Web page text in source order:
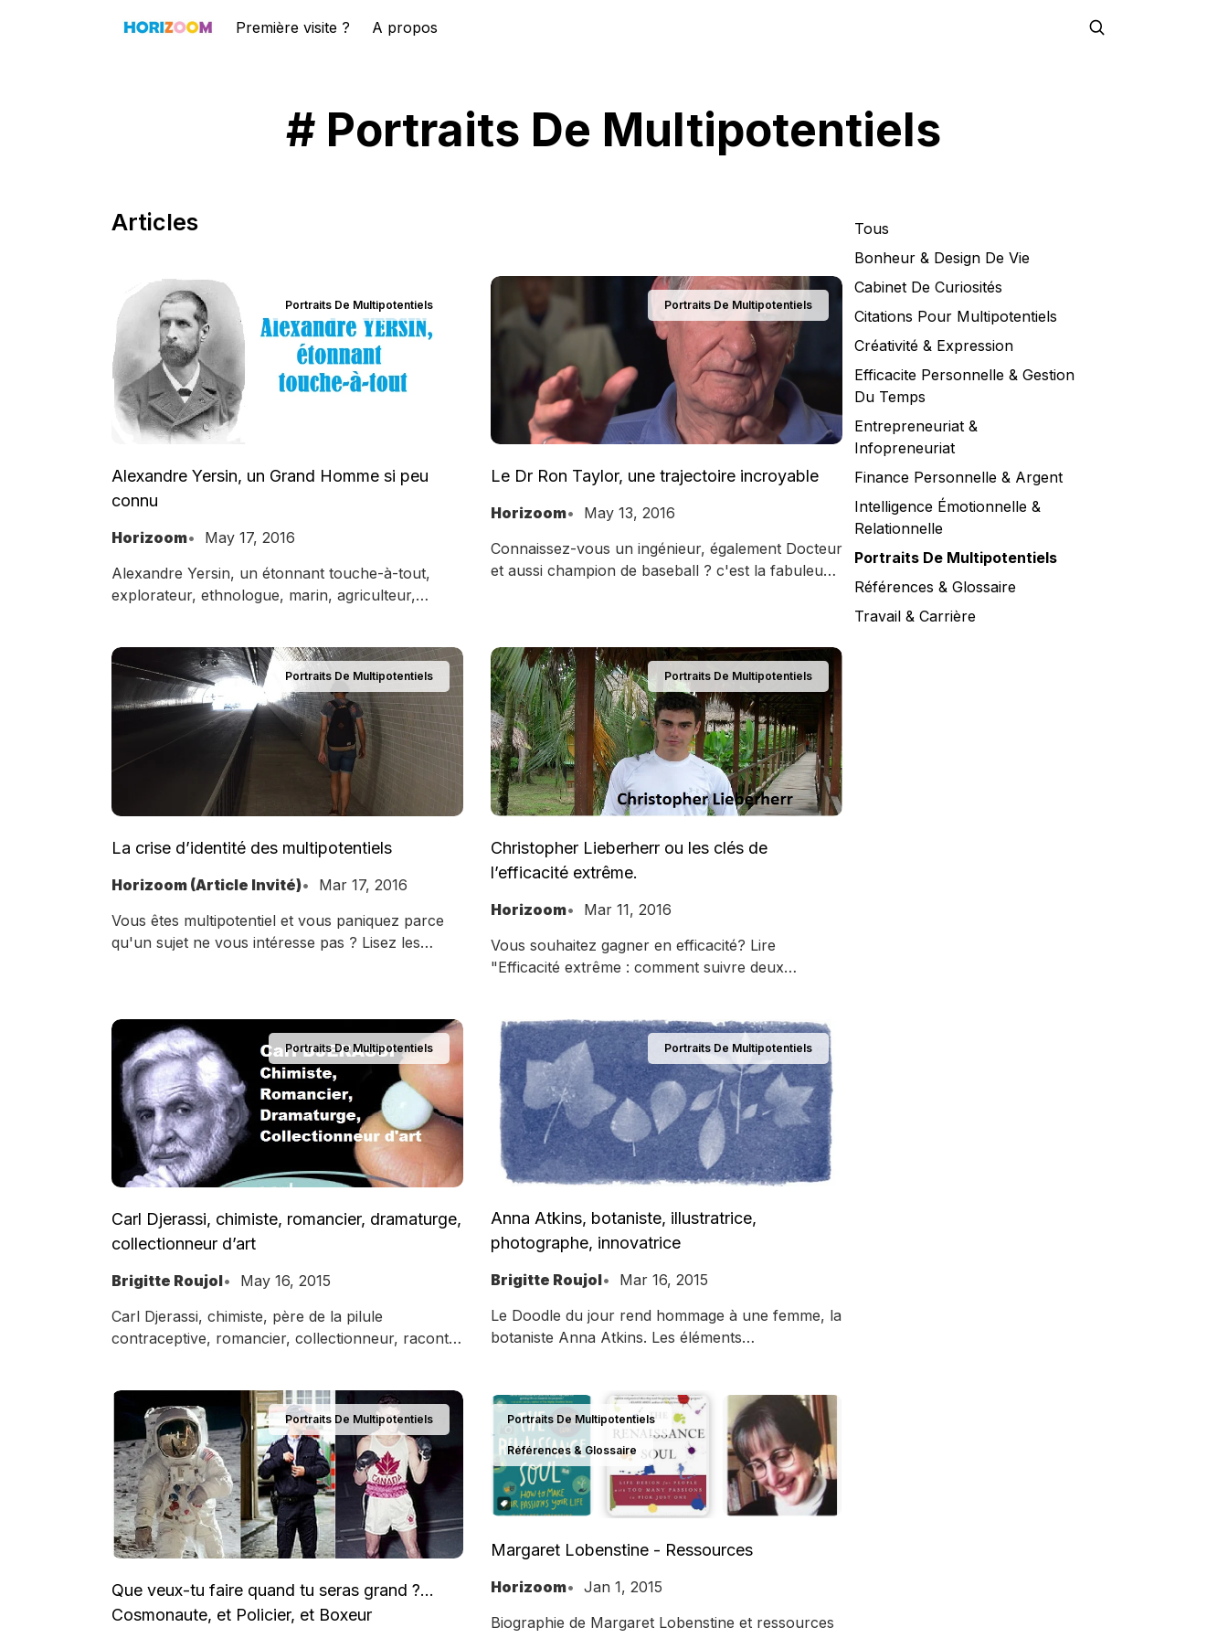
Première visite ? A propos
# Portraits De Multipotentiels
Articles
Portraits De Multipotentiels
Alexandre Yersin, un Grand Homme si peu
connu
Horizoom
May 17, 2016
Alexandre Yersin, un étonnant touche-à-tout,
explorateur, ethnologue, marin, agriculteur,
Portraits De Multipotentiels
Le Dr Ron Taylor, une trajectoire incroyable
Horizoom
May 13, 2016
Connaissez-vous un ingénieur, également Docteur
et aussi champion de baseball ? c'est la fabuleuse
Portraits De Multipotentiels
La crise d’identité des multipotentiels
Horizoom (Article Invité)
Mar 17, 2016
Vous êtes multipotentiel et vous paniquez parce
qu'un sujet ne vous intéresse pas ? Lisez les
Portraits De Multipotentiels
Christopher Lieberherr ou les clés de
l’efficacité extrême.
Horizoom
Mar 11, 2016
Vous souhaitez gagner en efficacité? Lire
"Efficacité extrême : comment suivre deux
Portraits De Multipotentiels
Carl Djerassi, chimiste, romancier, dramaturge,
collectionneur d’art
Brigitte Roujol
May 16, 2015
Carl Djerassi, chimiste, père de la pilule
contraceptive, romancier, collectionneur, raconte
Portraits De Multipotentiels
Anna Atkins, botaniste, illustratrice,
photographe, innovatrice
Brigitte Roujol
Mar 16, 2015
Le Doodle du jour rend hommage à une femme, la
botaniste Anna Atkins. Les éléments
Portraits De Multipotentiels
Que veux-tu faire quand tu seras grand ?…
Cosmonaute, et Policier, et Boxeur
Portraits De Multipotentiels
Références & Glossaire
Margaret Lobenstine - Ressources
Horizoom
Jan 1, 2015
Biographie de Margaret Lobenstine et ressources
Tous
Bonheur & Design De Vie
Cabinet De Curiosités
Citations Pour Multipotentiels
Créativité & Expression
Efficacite Personnelle & Gestion
Du Temps
Entrepreneuriat &
Infopreneuriat
Finance Personnelle & Argent
Intelligence Émotionnelle &
Relationnelle
Portraits De Multipotentiels
Références & Glossaire
Travail & Carrière